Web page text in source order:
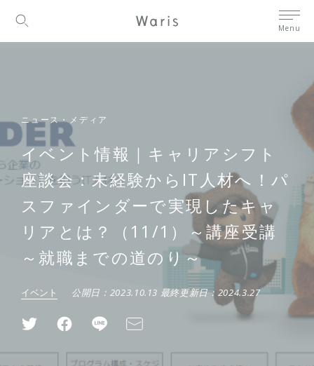
Menu
ニュース・メディア
イベント情報｜キャリアシフト
座談会：未経験からIT人材へ！パ
スファインダーで実現したキャ
リアとは？（11/1）～講座受講
～就職までの道のり～
イベント 公開日： 2023.10.13 最終更新日： 2024.3.27